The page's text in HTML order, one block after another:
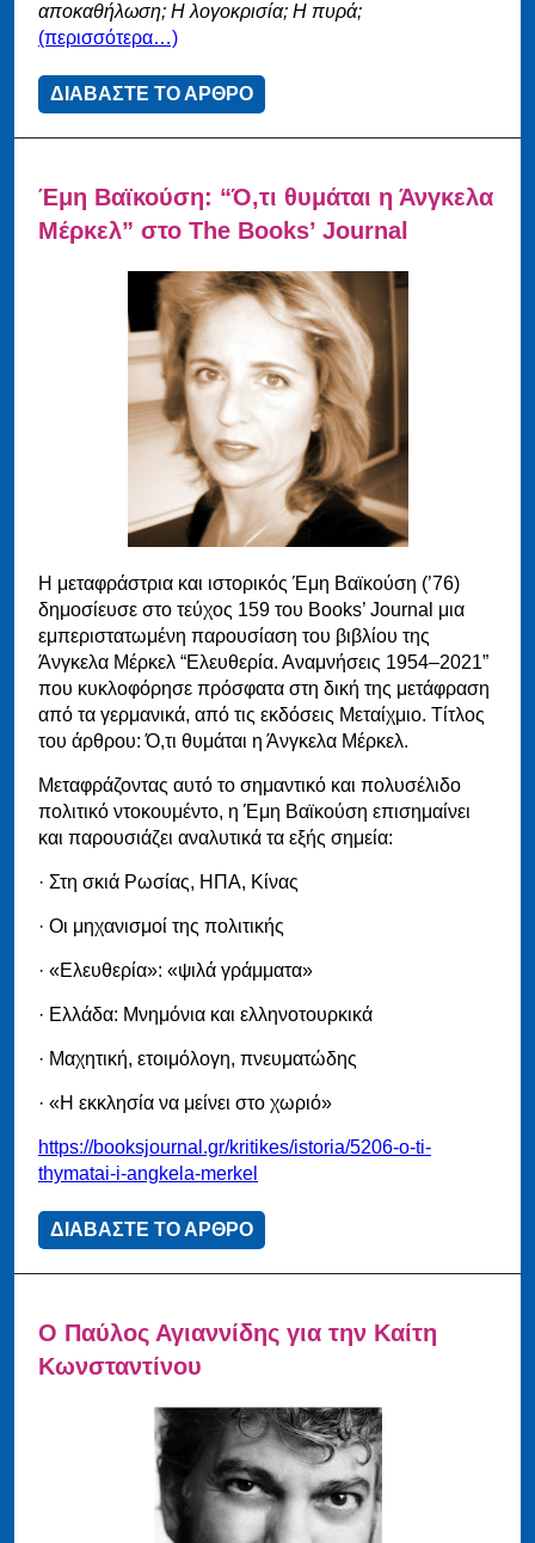
αποκαθήλωση; Η λογοκρισία; Η πυρά;
(περισσότερα…)
ΔΙΑΒΑΣΤΕ ΤΟ ΑΡΘΡΟ
Έμη Βαϊκούση: “Ό,τι θυμάται η Άνγκελα
Μέρκελ” στο The Books’ Journal
Η μεταφράστρια και ιστορικός Έμη Βαϊκούση (’76)
δημοσίευσε στο τεύχος 159 του Books’ Journal μια
εμπεριστατωμένη παρουσίαση του βιβλίου της
Άνγκελα Μέρκελ “Ελευθερία. Αναμνήσεις 1954–2021”
που κυκλοφόρησε πρόσφατα στη δική της μετάφραση
από τα γερμανικά, από τις εκδόσεις Μεταίχμιο. Τίτλος
του άρθρου: Ό,τι θυμάται η Άνγκελα Μέρκελ.
Μεταφράζοντας αυτό το σημαντικό και πολυσέλιδο
πολιτικό ντοκουμέντο, η Έμη Βαϊκούση επισημαίνει
και παρουσιάζει αναλυτικά τα εξής σημεία:
· Στη σκιά Ρωσίας, ΗΠΑ, Κίνας
· Οι μηχανισμοί της πολιτικής
· «Ελευθερία»: «ψιλά γράμματα»
· Ελλάδα: Μνημόνια και ελληνοτουρκικά
· Μαχητική, ετοιμόλογη, πνευματώδης
· «Η εκκλησία να μείνει στο χωριό»
https://booksjournal.gr/kritikes/istoria/5206-o-ti-
thymatai-i-angkela-merkel
ΔΙΑΒΑΣΤΕ ΤΟ ΑΡΘΡΟ
Ο Παύλος Αγιαννίδης για την Καίτη
Κωνσταντίνου